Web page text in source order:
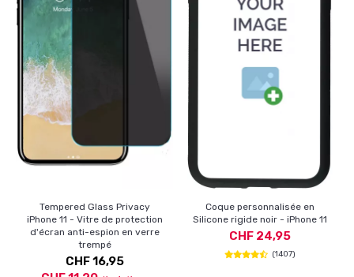
Tempered Glass Privacy
iPhone 11 - Vitre de protection
d'écran anti-espion en verre
trempé
CHF 16,95
Coque personnalisée en
Silicone rigide noir - iPhone 11
CHF 24,95
(1407)